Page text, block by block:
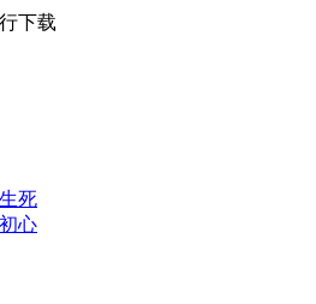
下载
死
心